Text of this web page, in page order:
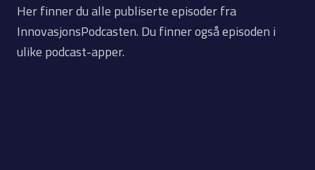
Her finner du alle publiserte episoder fra
InnovasjonsPodcasten. Du finner også episoden i
ulike podcast-apper.